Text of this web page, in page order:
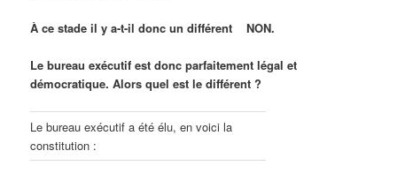
À ce stade il y a-t-il donc un différent NON.
Le bureau exécutif est donc parfaitement légal et
démocratique. Alors quel est le différent ?
Le bureau exécutif a été élu, en voici la
constitution :